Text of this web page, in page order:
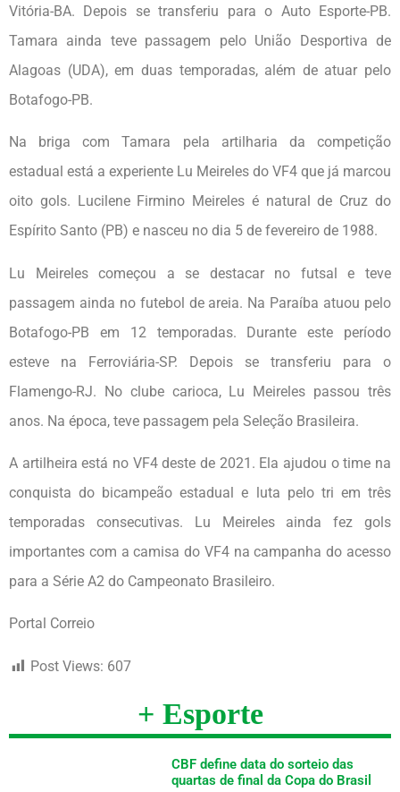
Vitória-BA. Depois se transferiu para o Auto Esporte-PB.
Tamara ainda teve passagem pelo União Desportiva de
Alagoas (UDA), em duas temporadas, além de atuar pelo
Botafogo-PB.
Na briga com Tamara pela artilharia da competição
estadual está a experiente Lu Meireles do VF4 que já marcou
oito gols. Lucilene Firmino Meireles é natural de Cruz do
Espírito Santo (PB) e nasceu no dia 5 de fevereiro de 1988.
Lu Meireles começou a se destacar no futsal e teve
passagem ainda no futebol de areia. Na Paraíba atuou pelo
Botafogo-PB em 12 temporadas. Durante este período
esteve na Ferroviária-SP. Depois se transferiu para o
Flamengo-RJ. No clube carioca, Lu Meireles passou três
anos. Na época, teve passagem pela Seleção Brasileira.
A artilheira está no VF4 deste de 2021. Ela ajudou o time na
conquista do bicampeão estadual e luta pelo tri em três
temporadas consecutivas. Lu Meireles ainda fez gols
importantes com a camisa do VF4 na campanha do acesso
para a Série A2 do Campeonato Brasileiro.
Portal Correio
Post Views: 607
+ Esporte
CBF define data do sorteio das
quartas de final da Copa do Brasil